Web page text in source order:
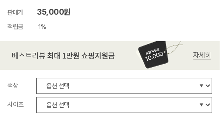
판매가 35,000원
적립금 1%
색상
사이즈